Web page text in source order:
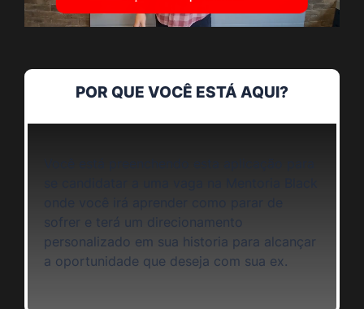
POR QUE VOCÊ ESTÁ AQUI?
sofrer e terá um direcionamento
personalizado em sua historia para alcançar
a oportunidade que deseja com sua ex.